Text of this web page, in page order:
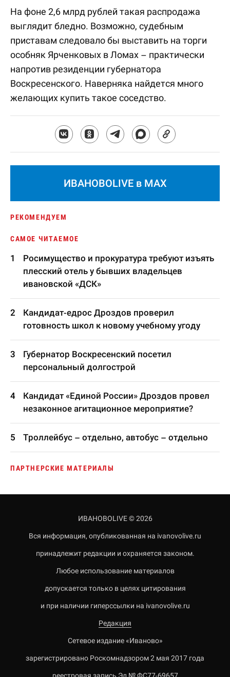
На фоне 2,6 млрд рублей такая распродажа
выглядит бледно. Возможно, судебным
приставам следовало бы выставить на торги
особняк Ярченковых в Ломах – практически
напротив резиденции губернатора
Воскресенского. Наверняка найдется много
желающих купить такое соседство.
ИВАНОВОLIVE в MAX
РЕКОМЕНДУЕМ
САМОЕ ЧИТАЕМОЕ
Росимущество и прокуратура требуют изъять
плесский отель у бывших владельцев
ивановской «ДСК»
Кандидат-едрос Дроздов проверил
готовность школ к новому учебному угоду
Губернатор Воскресенский посетил
персональный долгострой
Кандидат «Единой России» Дроздов провел
незаконное агитационное мероприятие?
Троллейбус – отдельно, автобус – отдельно
ПАРТНЕРСКИЕ МАТЕРИАЛЫ
ИВАНОВОLIVE © 2026
Вся информация, опубликованная на ivanovolive.ru
принадлежит редакции и охраняется законом.
Любое использование материалов
допускается только в целях цитирования
и при наличии гиперссылки на ivanovolive.ru
Редакция
Сетевое издание «Иваново»
зарегистрировано Роскомнадзором 2 мая 2017 года